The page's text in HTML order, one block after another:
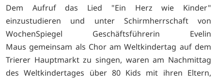
Dem Aufruf das Lied "Ein Herz wie Kinder"
einzustudieren und unter Schirmherrschaft von
WochenSpiegel Geschäftsführerin Evelin
Maus gemeinsam als Chor am Weltkindertag auf dem
Trierer Hauptmarkt zu singen, waren am Nachmittag
des Weltkindertages über 80 Kids mit ihren Eltern,